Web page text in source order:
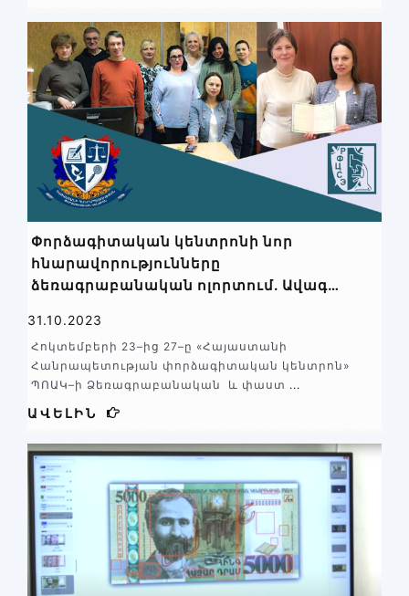
Փորձագիտական կենտրոնի նոր
հնարավորությունները
ձեռագրաբանական ոլորտում. Ավագ
Ռուսատանի Դաշնության
Արդարադատության նախարարության
«Դատական փորձաքննության դաշնային»
կենտրոնում
31.10.2023
Հոկտեմբերի 23–ից 27–ը «Հայաստանի
Հանրապետության փորձագիտական կենտրոն»
ՊՈԱԿ–ի Ձեռագրաբանական և փաստ ...
ԱՎԵԼԻՆ